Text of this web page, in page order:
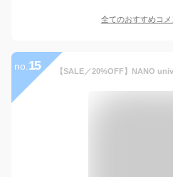
全てのおすすめコメ
no. 15